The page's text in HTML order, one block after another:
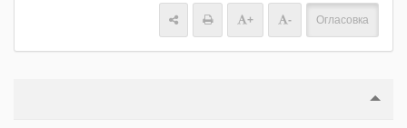
+
- Огласовка